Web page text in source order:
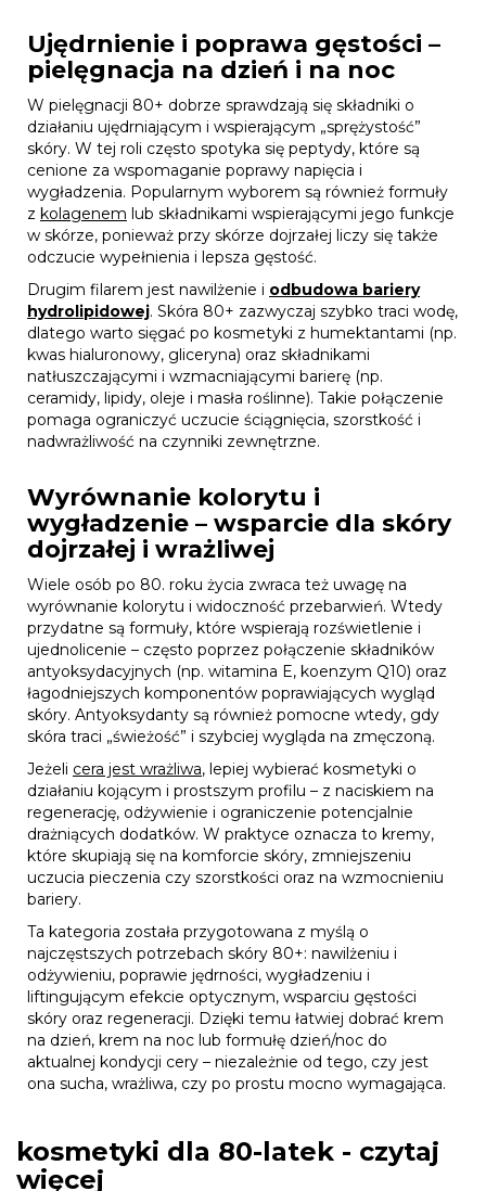
Ujędrnienie i poprawa gęstości –
pielęgnacja na dzień i na noc
W pielęgnacji 80+ dobrze sprawdzają się składniki o
działaniu ujędrniającym i wspierającym „sprężystość”
skóry. W tej roli często spotyka się peptydy, które są
cenione za wspomaganie poprawy napięcia i
wygładzenia. Popularnym wyborem są również formuły
z kolagenem lub składnikami wspierającymi jego funkcje
w skórze, ponieważ przy skórze dojrzałej liczy się także
odczucie wypełnienia i lepsza gęstość.
Drugim filarem jest nawilżenie i odbudowa bariery
hydrolipidowej. Skóra 80+ zazwyczaj szybko traci wodę,
dlatego warto sięgać po kosmetyki z humektantami (np.
kwas hialuronowy, gliceryna) oraz składnikami
natłuszczającymi i wzmacniającymi barierę (np.
ceramidy, lipidy, oleje i masła roślinne). Takie połączenie
pomaga ograniczyć uczucie ściągnięcia, szorstkość i
nadwrażliwość na czynniki zewnętrzne.
Wyrównanie kolorytu i
wygładzenie – wsparcie dla skóry
dojrzałej i wrażliwej
Wiele osób po 80. roku życia zwraca też uwagę na
wyrównanie kolorytu i widoczność przebarwień. Wtedy
przydatne są formuły, które wspierają rozświetlenie i
ujednolicenie – często poprzez połączenie składników
antyoksydacyjnych (np. witamina E, koenzym Q10) oraz
łagodniejszych komponentów poprawiających wygląd
skóry. Antyoksydanty są również pomocne wtedy, gdy
skóra traci „świeżość” i szybciej wygląda na zmęczoną.
Jeżeli cera jest wrażliwa, lepiej wybierać kosmetyki o
działaniu kojącym i prostszym profilu – z naciskiem na
regenerację, odżywienie i ograniczenie potencjalnie
drażniących dodatków. W praktyce oznacza to kremy,
które skupiają się na komforcie skóry, zmniejszeniu
uczucia pieczenia czy szorstkości oraz na wzmocnieniu
bariery.
Ta kategoria została przygotowana z myślą o
najczęstszych potrzebach skóry 80+: nawilżeniu i
odżywieniu, poprawie jędrności, wygładzeniu i
liftingującym efekcie optycznym, wsparciu gęstości
skóry oraz regeneracji. Dzięki temu łatwiej dobrać krem
na dzień, krem na noc lub formułę dzień/noc do
aktualnej kondycji cery – niezależnie od tego, czy jest
ona sucha, wrażliwa, czy po prostu mocno wymagająca.
kosmetyki dla 80-latek - czytaj
więcej